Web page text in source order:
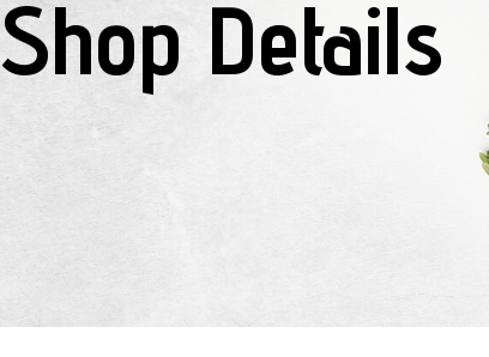
Shop Details